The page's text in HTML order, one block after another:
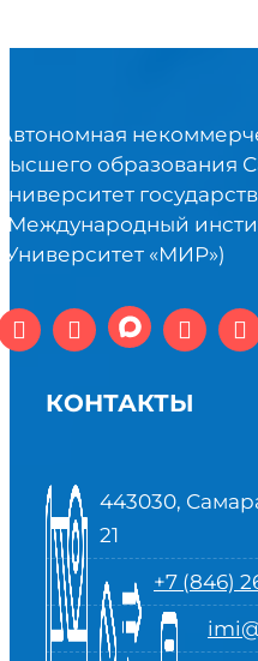
образования
«МИР»)
КОНТАКТЫ
443030,
21
+7 (846)